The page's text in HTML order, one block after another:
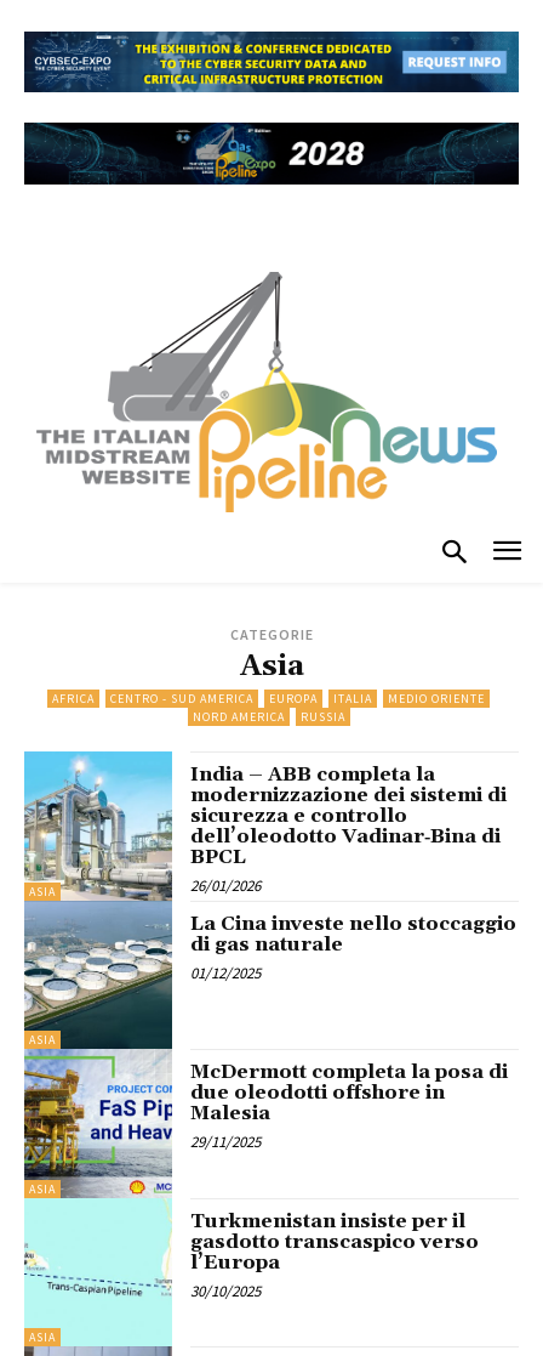
CATEGORIE
Asia
AFRICA CENTRO - SUD AMERICA EUROPA ITALIA
MEDIO ORIENTE
NORD AMERICA
RUSSIA
ASIA
India – ABB completa la
modernizzazione dei sistemi di
sicurezza e controllo
dell’oleodotto Vadinar‑Bina di
BPCL
26/01/2026
ASIA
La Cina investe nello stoccaggio
di gas naturale
01/12/2025
ASIA
McDermott completa la posa di
due oleodotti offshore in
Malesia
29/11/2025
ASIA
Turkmenistan insiste per il
gasdotto transcaspico verso
l’Europa
30/10/2025